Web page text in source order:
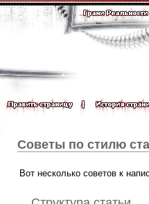
Советы по стилю
Вот несколько советов к